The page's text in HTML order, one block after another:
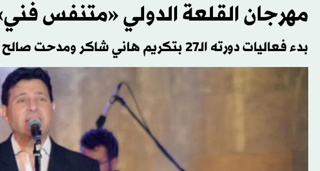
مهرجان القلعة الدولي «متنفس
بدء فعاليات دورته الـ27 بتكريم هاني شاكر ومدحت صالح